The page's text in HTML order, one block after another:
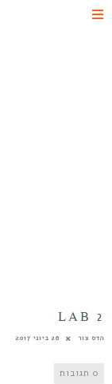
LAB 2
הדס צור 26 ביוני 2017
0 תגובות